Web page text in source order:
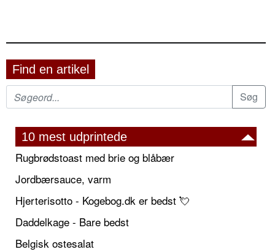
Find en artikel
10 mest udprintede
Rugbrødstoast med brie og blåbær
Jordbærsauce, varm
Hjerterisotto - Kogebog.dk er bedst 💘
Daddelkage - Bare bedst
Belgisk ostesalat